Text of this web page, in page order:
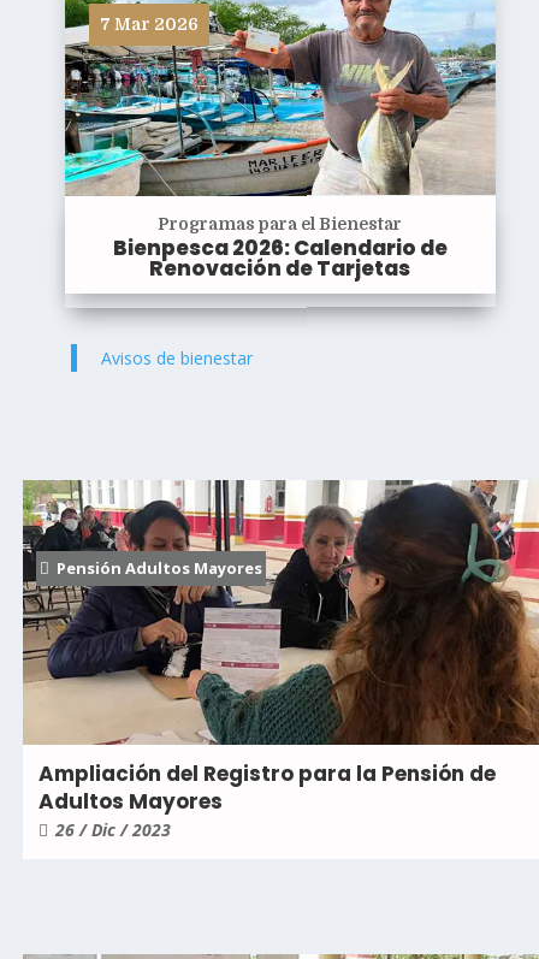
7 Mar 2026
Programas para el Bienestar
Bienpesca 2026: Calendario de
Renovación de Tarjetas
Avisos de bienestar
Pensión Adultos Mayores
Ampliación del Registro para la Pensión de
Adultos Mayores
26 / Dic / 2023